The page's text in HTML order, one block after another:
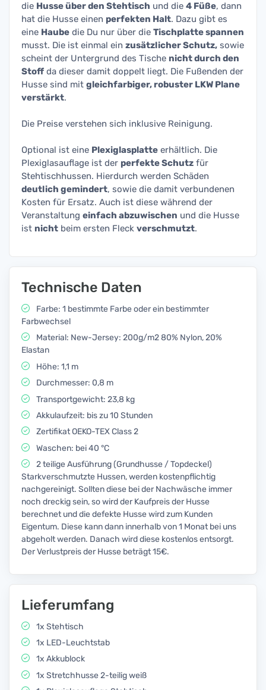
die Husse über den Stehtisch und die 4 Füße, dann
hat die Husse einen perfekten Halt. Dazu gibt es
eine Haube die Du nur über die Tischplatte spannen
musst. Die ist einmal ein zusätzlicher Schutz, sowie
scheint der Untergrund des Tische nicht durch den
Stoff da dieser damit doppelt liegt. Die Fußenden der
Husse sind mit gleichfarbiger, robuster LKW Plane
verstärkt.
Die Preise verstehen sich inklusive Reinigung.
Optional ist eine Plexiglasplatte erhältlich. Die
Plexiglasauflage ist der perfekte Schutz für
Stehtischhussen. Hierdurch werden Schäden
deutlich gemindert, sowie die damit verbundenen
Kosten für Ersatz. Auch ist diese während der
Veranstaltung einfach abzuwischen und die Husse
ist nicht beim ersten Fleck verschmutzt.
Technische Daten
Farbe: 1 bestimmte Farbe oder ein bestimmter
Farbwechsel
Material: New-Jersey: 200g/m2 80% Nylon, 20%
Elastan
Höhe: 1,1 m
Durchmesser: 0,8 m
Transportgewicht: 23,8 kg
Akkulaufzeit: bis zu 10 Stunden
Zertifikat OEKO-TEX Class 2
Waschen: bei 40 °C
2 teilige Ausführung (Grundhusse / Topdeckel)
Starkverschmutzte Hussen, werden kostenpflichtig
nachgereinigt. Sollten diese bei der Nachwäsche immer
noch dreckig sein, so wird der Kaufpreis der Husse
berechnet und die defekte Husse wird zum Kunden
Eigentum. Diese kann dann innerhalb von 1 Monat bei uns
abgeholt werden. Danach wird diese kostenlos entsorgt.
Der Verlustpreis der Husse beträgt 15€.
Lieferumfang
1x Stehtisch
1x LED-Leuchtstab
1x Akkublock
1x Stretchhusse 2-teilig weiß